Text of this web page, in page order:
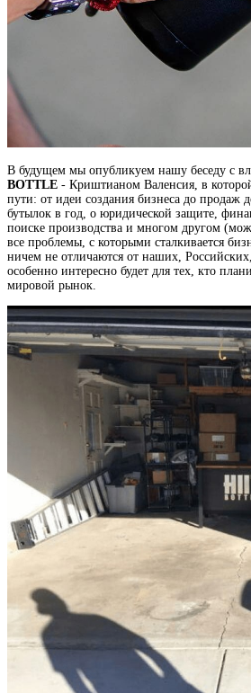
В будущем мы опубликуем нашу беседу с
BOTTLE - Криштианом Валенсия, в
пути: от идеи создания бизнеса до продаж
бутылок в год, о юридической защите,
поиске производства и многом другом
все проблемы, с которыми сталкивается
ничем не отличаются от наших,
особенно интересно будет для тех, кто
мировой рынок.